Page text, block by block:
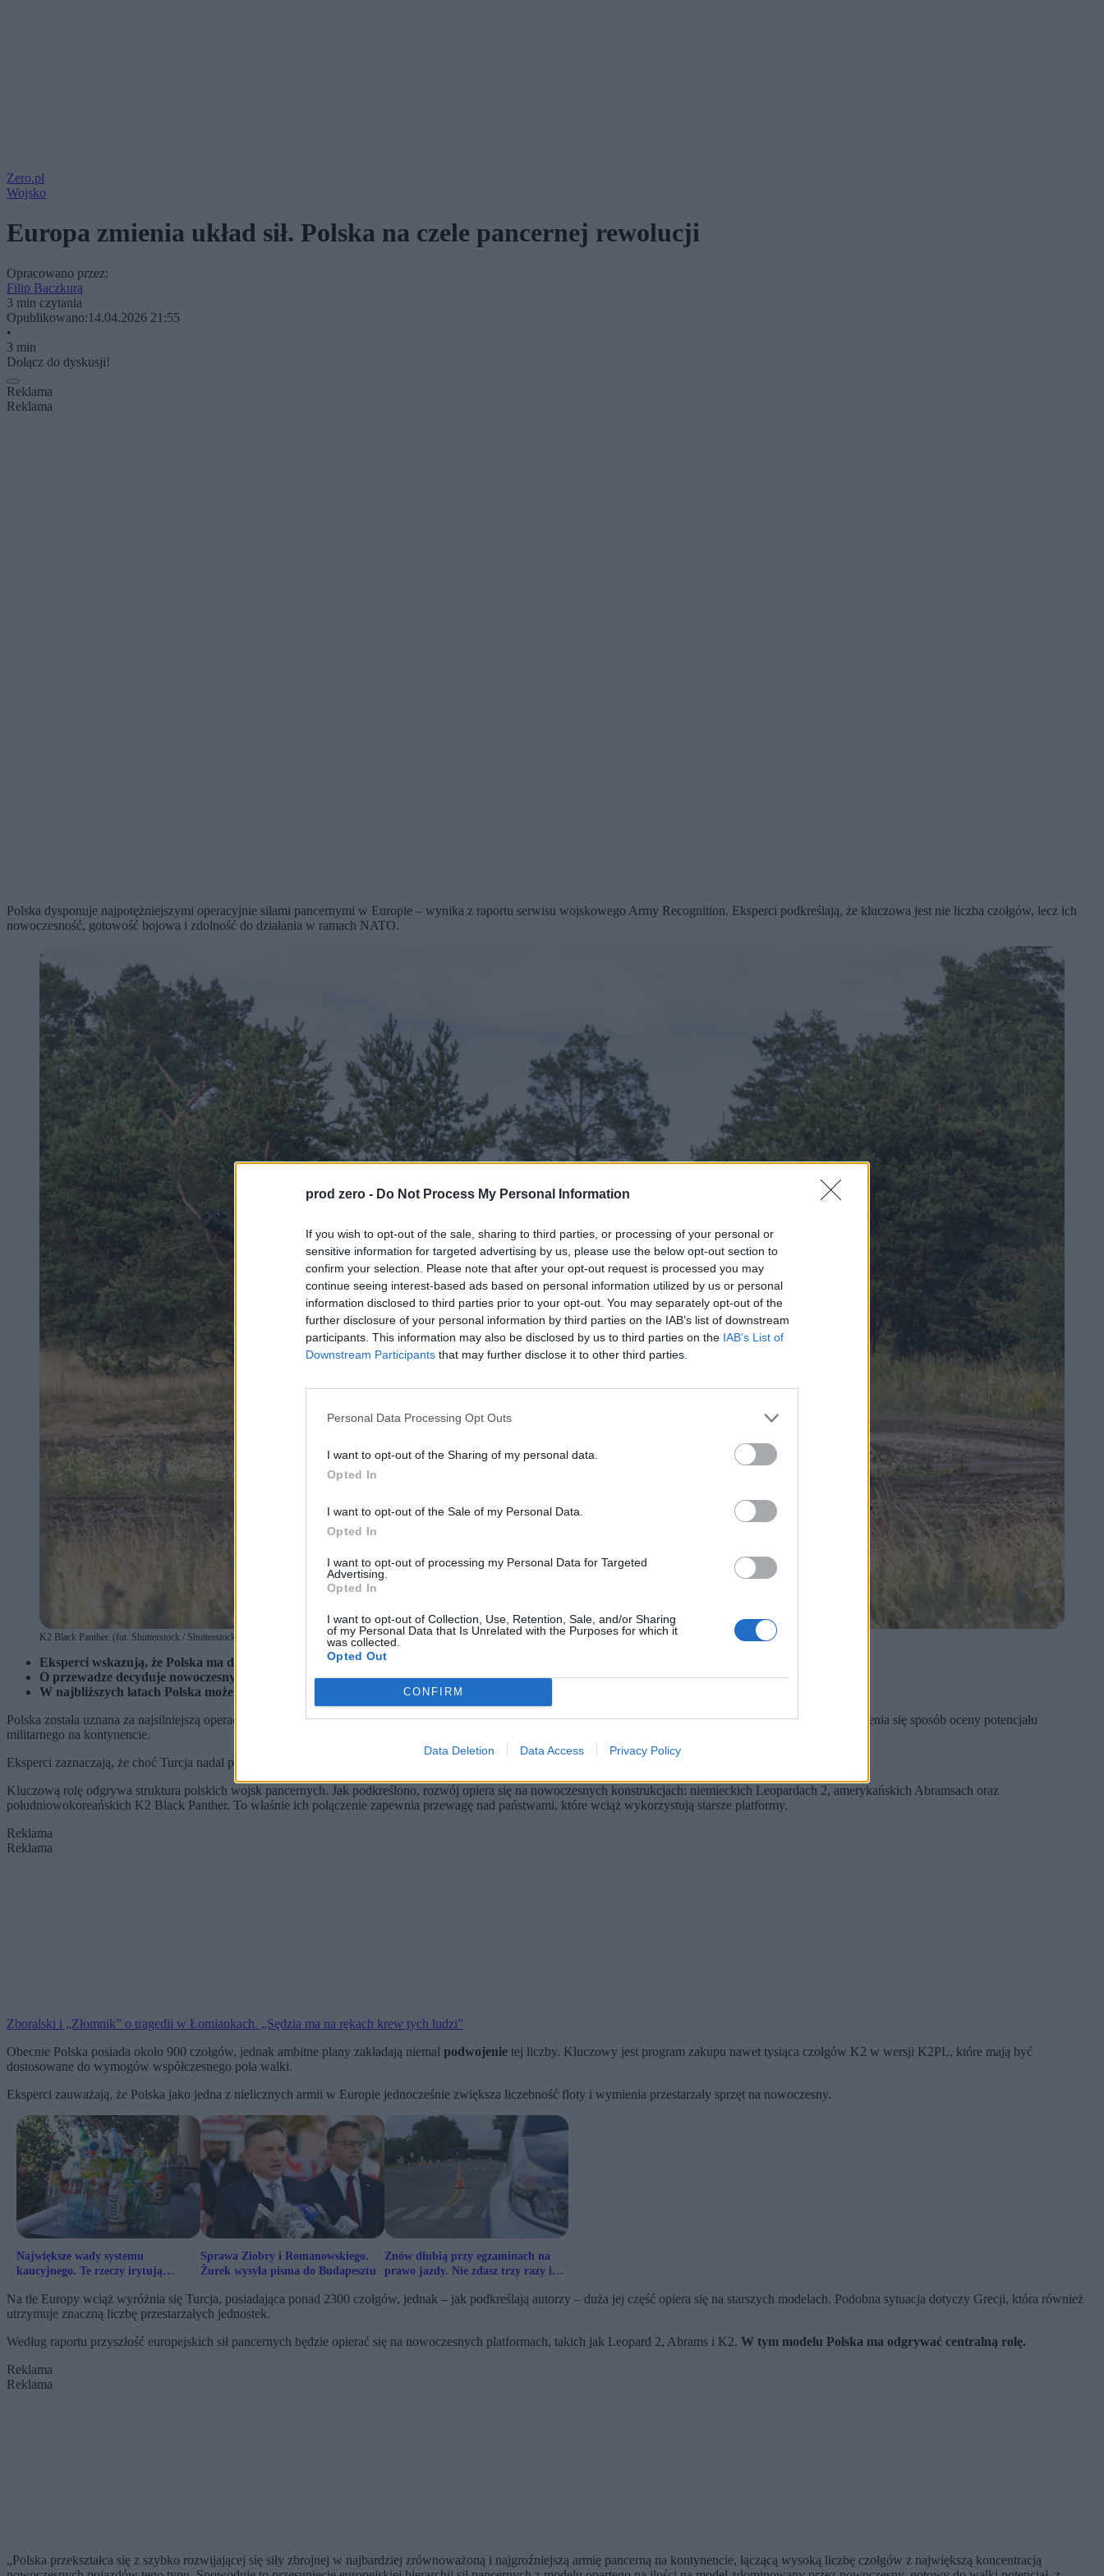
prod zero - Do Not Process My Personal Information
If you wish to opt-out of the sale, sharing to third parties, or processing of your personal or
sensitive information for targeted advertising by us, please use the below opt-out section to
confirm your selection. Please note that after your opt-out request is processed you may
continue seeing interest-based ads based on personal information utilized by us or personal
information disclosed to third parties prior to your opt-out. You may separately opt-out of the
further disclosure of your personal information by third parties on the IAB’s list of downstream
participants. This information may also be disclosed by us to third parties on the IAB’s List of
Downstream Participants that may further disclose it to other third parties.
Personal Data Processing Opt Outs
I want to opt-out of the Sharing of my personal data.
Opted In
I want to opt-out of the Sale of my Personal Data.
Opted In
I want to opt-out of processing my Personal Data for Targeted
Advertising.
Opted In
I want to opt-out of Collection, Use, Retention, Sale, and/or Sharing
of my Personal Data that Is Unrelated with the Purposes for which it
was collected.
Opted Out
CONFIRM
Data Deletion Data Access Privacy Policy
Zero.pl
Wojsko
Europa zmienia układ sił. Polska na czele pancernej rewolucji
Opracowano przez:
Filip Baczkura
3 min czytania
Opublikowano:14.04.2026 21:55
•
3 min
Dołącz do dyskusji!
Reklama
Reklama
Polska dysponuje najpotężniejszymi operacyjnie siłami pancernymi w Europie – wynika z raportu serwisu wojskowego Army Recognition. Eksperci podkreślają, że kluczowa jest nie liczba czołgów, lecz ich
nowoczesność, gotowość bojowa i zdolność do działania w ramach NATO.
K2 Black Panther. (fot. Shutterstock / Shutterstock)
Eksperci wskazują, że Polska ma dziś najpotężniejsze operacyjnie siły pancerne w Europie, mimo że nie posiada największej liczby czołgów.
O przewadze decyduje nowoczesny sprzęt i wysoka gotowość bojowa.
W najbliższych latach Polska może jeszcze bardziej umocnić swoją pozycję dzięki dalszej rozbudowie floty.
Polska została uznana za najsilniejszą operacyjnie potęgę pancerną w Europie – wynika z najnowszego raportuArmy Recognition. Autorzy analizy wskazują, że zmienia się sposób oceny potencjału
militarnego na kontynencie.
Eksperci zaznaczają, że choć Turcja nadal prowadzi pod względem liczby czołgów, to przewaga Polski wynika
Kluczową rolę odgrywa struktura polskich wojsk pancernych. Jak podkreślono, rozwój opiera się na nowoczesnych konstrukcjach: niemieckich Leopardach 2, amerykańskich Abramsach oraz
południowokoreańskich K2 Black Panther. To właśnie ich połączenie zapewnia przewagę nad państwami, które wciąż wykorzystują starsze platformy.
Reklama
Reklama
Zboralski i „Złomnik” o tragedii w Łomiankach. „Sędzia ma na rękach krew tych ludzi”
Obecnie Polska posiada około 900 czołgów, jednak ambitne plany zakładają niemal podwojenie tej liczby. Kluczowy jest program zakupu nawet tysiąca czołgów K2 w wersji K2PL, które mają być
dostosowane do wymogów współczesnego pola walki.
Eksperci zauważają, że Polska jako jedna z nielicznych armii w Europie jednocześnie zwiększa liczebność floty i wymienia przestarzały sprzęt na nowoczesny.
Największe wady systemu
kaucyjnego. Te rzeczy irytują
Sprawa Ziobry i Romanowskiego.
Żurek wysyła pisma do Budapesztu
Znów dłubią przy egzaminach na
prawo jazdy. Nie zdasz trzy razy i
Na tle Europy wciąż wyróżnia się Turcja, posiadająca ponad 2300 czołgów, jednak – jak podkreślają autorzy – duża jej część opiera się na starszych modelach. Podobna sytuacja dotyczy Grecji, która również
utrzymuje znaczną liczbę przestarzałych jednostek.
Według raportu przyszłość europejskich sił pancernych będzie opierać się na nowoczesnych platformach, takich jak Leopard 2, Abrams i K2. W tym modelu Polska ma odgrywać centralną rolę.
Reklama
Reklama
„Polska przekształca się z szybko rozwijającej się siły zbrojnej w najbardziej zrównoważoną i najgroźniejszą armię pancerną na kontynencie, łączącą wysoką liczbę czołgów z największą koncentracją